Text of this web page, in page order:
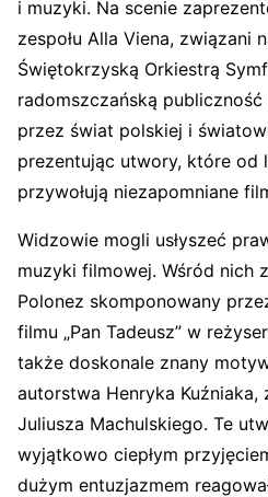
i muzyki. Na scenie
zespołu Alla Viena, związani
Świętokrzyską Orkiestrą
radomszczańską
przez świat polskiej i
prezentując utwory, które od
przywołują niezapomniane
Widzowie mogli usłyszeć
muzyki filmowej. Wśród nich
Polonez skomponowany
filmu „Pan Tadeusz” w
także doskonale znany
autorstwa Henryka
Juliusza Machulskiego. Te
wyjątkowo ciepłym
dużym entuzjazmem